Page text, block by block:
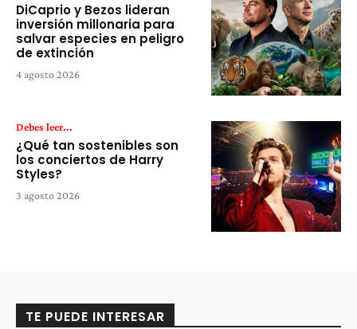
DiCaprio y Bezos lideran
inversión millonaria para
salvar especies en peligro
de extinción
4 agosto 2026
Debes leer...
¿Qué tan sostenibles son
los conciertos de Harry
Styles?
3 agosto 2026
TE PUEDE INTERESAR